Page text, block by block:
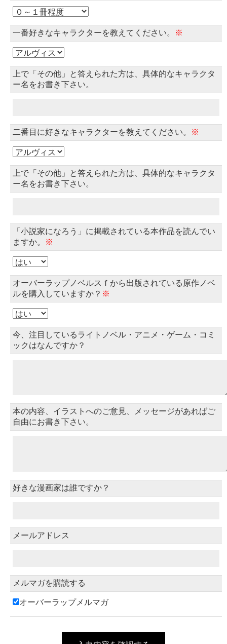
一番好きなキャラクターを教えてください。 ※
上で「その他」と答えられた方は、具体的なキャラクタ
ー名をお書き下さい。
二番目に好きなキャラクターを教えてください。 ※
上で「その他」と答えられた方は、具体的なキャラクタ
ー名をお書き下さい。
「小説家になろう」に掲載されている本作品を読んでい
ますか。
※
オーバーラップノベルスｆから出版されている原作ノベ
ルを購入していますか？ ※
今、注目しているライトノベル・アニメ・ゲーム・コミ
ックはなんですか？
本の内容、イラストへのご意見、メッセージがあればご
自由にお書き下さい。
好きな漫画家は誰ですか？
メールアドレス
メルマガを購読する
オーバーラップメルマガ